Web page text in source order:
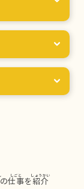
の仕事を紹介